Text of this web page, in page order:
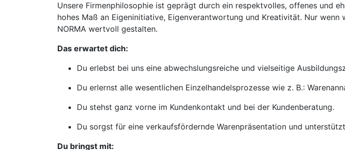
Unsere Firmenphilosophie ist geprägt durch ein respektvolles, offenes und
hohes Maß an Eigeninitiative, Eigenverantwortung und Kreativität. Nur
NORMA wertvoll gestalten.
Das erwartet dich:
Du erlebst bei uns eine abwechslungsreiche und vielseitige
Du erlernst alle wesentlichen Einzelhandelsprozesse wie z. B.:
Du stehst ganz vorne im Kundenkontakt und bei der Kundenberatung.
Du sorgst für eine verkaufsfördernde Warenpräsentation und
Du bringst mit: